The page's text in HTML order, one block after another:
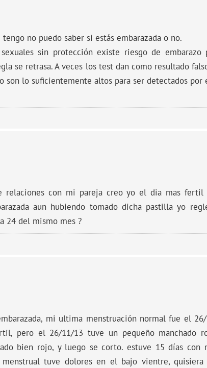
no puedo saber si estás embarazada o no.
sin protección existe riesgo de
se retrasa. A veces los test dan como resultado
son lo suficientemente altos para ser detectados por
relaciones con mi pareja creo yo el dia mas
aun hubiendo tomado dicha pastilla yo
24 del mismo mes ?
mi ultima menstruación normal fue el
pero el 26/11/13 tuve un pequeño manchado
bien rojo, y luego se corto. estuve 15 días con
tuve dolores en el bajo vientre,